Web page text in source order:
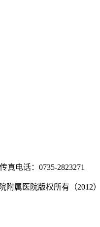
真电话：0735-2823271
附属医院版权所有（2012）